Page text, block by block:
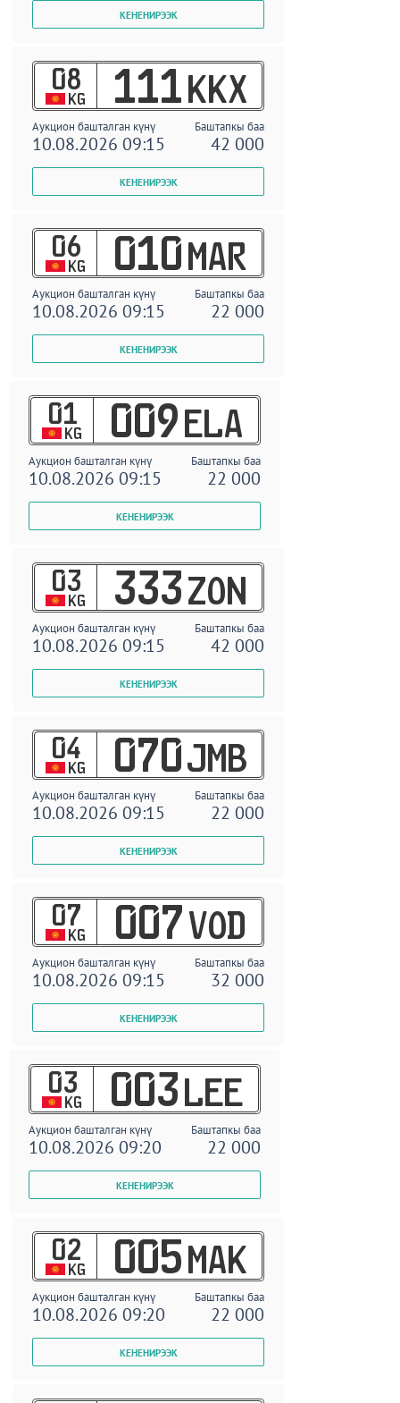
08
KG 111 KKX
Аукцион башталган күнү Баштапкы баа
10.08.2026 09:15 42 000
06
KG 010 MAR
Аукцион башталган күнү Баштапкы баа
10.08.2026 09:15 22 000
01
KG 009 ELA
Аукцион башталган күнү Баштапкы баа
10.08.2026 09:15 22 000
03
KG 333 ZON
Аукцион башталган күнү Баштапкы баа
10.08.2026 09:15 42 000
04
KG 070 JMB
Аукцион башталган күнү Баштапкы баа
10.08.2026 09:15 22 000
07
KG 007 VOD
Аукцион башталган күнү Баштапкы баа
10.08.2026 09:15 32 000
03
KG 003 LEE
Аукцион башталган күнү Баштапкы баа
10.08.2026 09:20 22 000
02
KG 005 MAK
Аукцион башталган күнү Баштапкы баа
10.08.2026 09:20 22 000